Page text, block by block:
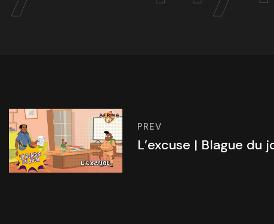
PREV
L’excuse | Blague du